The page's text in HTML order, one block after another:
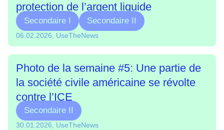
protection de l’argent liquide
Secondaire I Secondaire II
06.02.2026, UseTheNews
Photo de la semaine #5: Une partie de
la société civile américaine se révolte
contre l’ICE
Secondaire II
30.01.2026, UseTheNews